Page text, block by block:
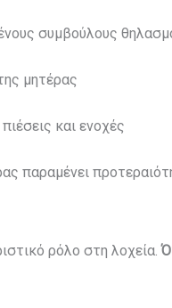
συμβούλους
μητέρας
και ενοχές
παραμένει
ρόλο στη λοχεία.